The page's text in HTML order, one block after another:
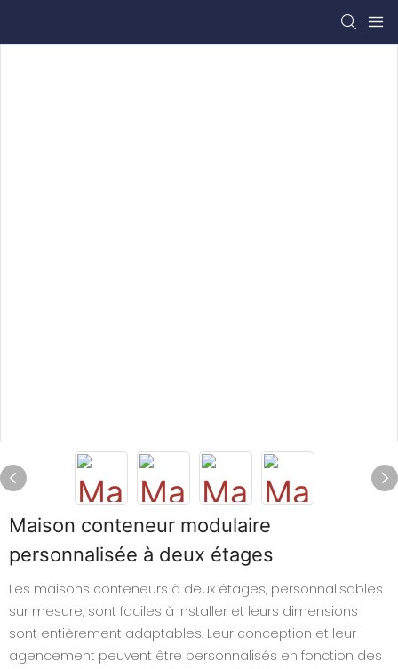
Maison conteneur modulaire
personnalisée à deux étages
Les maisons conteneurs à deux étages, personnalisables
sur mesure, sont faciles à installer et leurs dimensions
sont entièrement adaptables. Leur conception et leur
agencement peuvent être personnalisés en fonction des